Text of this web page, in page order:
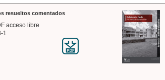
resueltos comentados
acceso libre
1